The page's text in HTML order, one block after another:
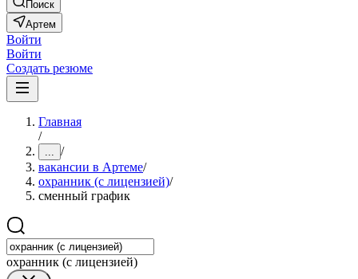
Поиск
Артем
Войти
Войти
Создать резюме
Главная
/
... /
вакансии в Артеме/
охранник (с лицензией)/
сменный график
охранник (с лицензией)